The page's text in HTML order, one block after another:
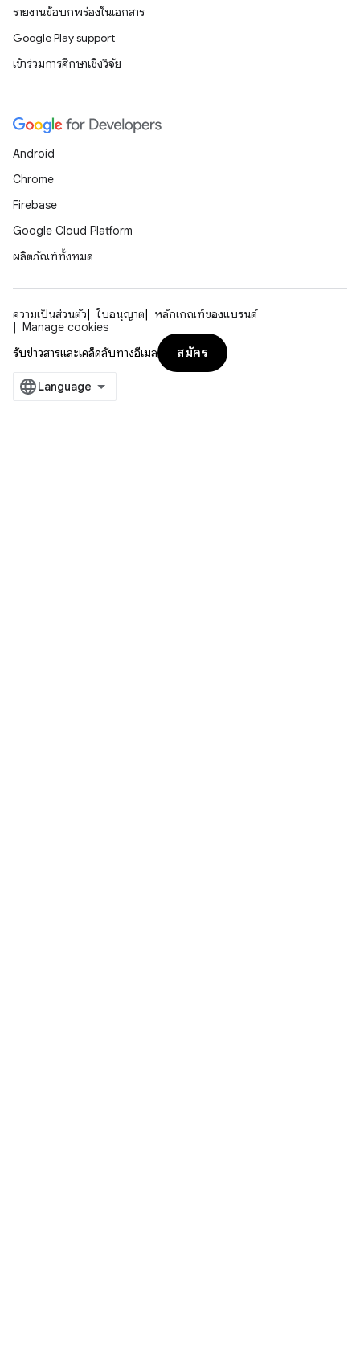
รายงานข้อบกพร่องในเอกสาร
Google Play support
เข้าร่วมการศึกษาเชิงวิจัย
Android
Chrome
Firebase
Google Cloud Platform
ผลิตภัณฑ์ทั้งหมด
ความเป็นส่วนตัว ใบอนุญาต
หลักเกณฑ์ของแบรนด์
Manage cookies
รับข่าวสารและเคล็ดลับทางอีเมล
สมัคร